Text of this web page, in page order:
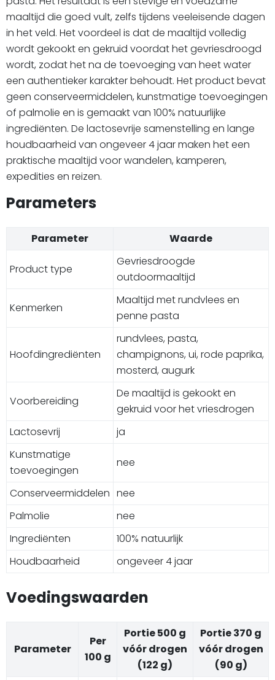
maaltijd die goed vult, zelfs tijdens veeleisende dagen
in het veld. Het voordeel is dat de maaltijd volledig
wordt gekookt en gekruid voordat het gevriesdroogd
wordt, zodat het na de toevoeging van heet water
een authentieker karakter behoudt. Het product bevat
geen conserveermiddelen, kunstmatige toevoegingen
of palmolie en is gemaakt van 100% natuurlijke
ingrediënten. De lactosevrije samenstelling en lange
houdbaarheid van ongeveer 4 jaar maken het een
praktische maaltijd voor wandelen, kamperen,
expedities en reizen.
Parameters
Parameter Waarde
Product type
Gevriesdroogde
outdoormaaltijd
Kenmerken
Maaltijd met rundvlees en
penne pasta
Hoofdingrediënten
rundvlees, pasta,
champignons, ui, rode paprika,
mosterd, augurk
Voorbereiding
De maaltijd is gekookt en
gekruid voor het vriesdrogen
Lactosevrij
ja
Kunstmatige
toevoegingen
nee
Conserveermiddelen nee
Palmolie
nee
Ingrediënten
100% natuurlijk
Houdbaarheid
ongeveer 4 jaar
Voedingswaarden
Parameter
Per
100 g
Portie 500 g
vóór drogen
(122 g)
Portie 370 g
vóór drogen
(90 g)